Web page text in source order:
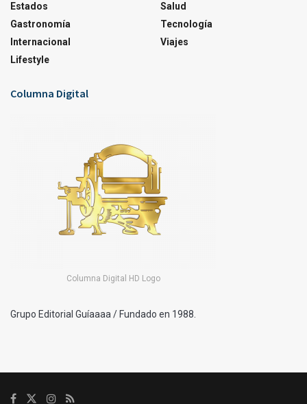
Estados
Gastronomía
Internacional
Lifestyle
Salud
Tecnología
Viajes
Columna Digital
Columna Digital HD Logo
Grupo Editorial Guíaaaa / Fundado en 1988.